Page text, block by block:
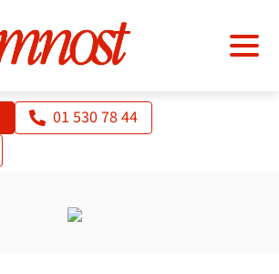
01 530 78 44